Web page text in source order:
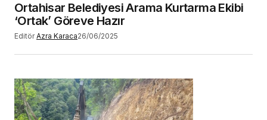
Ortahisar Belediyesi Arama Kurtarma Ekibi
‘Ortak’ Göreve Hazır
Editör Azra Karaca26/06/2025